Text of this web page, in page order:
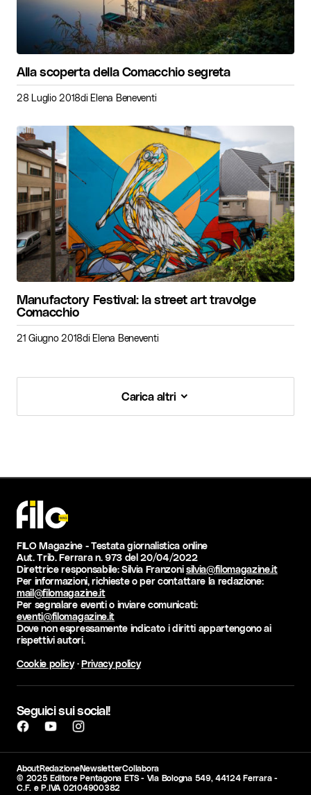
Alla scoperta della Comacchio segreta
28 Luglio 2018di Elena Beneventi
Manufactory Festival: la street art travolge
Comacchio
21 Giugno 2018di Elena Beneventi
Carica altri
FILO Magazine - Testata giornalistica online
Aut. Trib. Ferrara n. 973 del 20/04/2022
Direttrice responsabile: Silvia Franzonisilvia@filomagazine.it
Per informazioni, richieste o per contattare la redazione:
mail@filomagazine.it
Per segnalare eventi o inviare comunicati:
eventi@filomagazine.it
Dove non espressamente indicato i diritti appartengono ai
rispettivi autori.
Cookie policy·Privacy policy
Seguici sui social!
AboutRedazioneNewsletterCollabora
© 2025 Editore Pentagona ETS - Via Bologna 549, 44124 Ferrara -
C.F. e P.IVA 02104900382